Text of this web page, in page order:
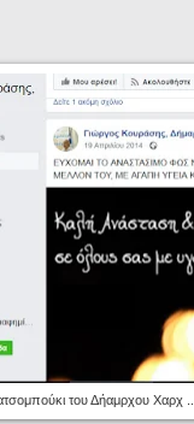
του Δήαμρχου Χαρχ